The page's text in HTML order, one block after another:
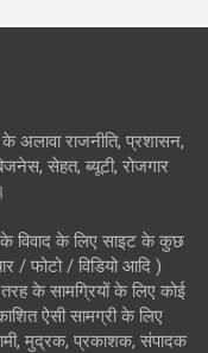
अलावा राजनीति, प्रशासन,
सेहत, ब्यूटी, रोजगार
विवाद के लिए साइट के कुछ
/ फोटो / विडियो आदि )
के सामग्रियों के लिए कोई
ऐसी सामग्री के लिए
मुद्रक, प्रकाशक, संपादक